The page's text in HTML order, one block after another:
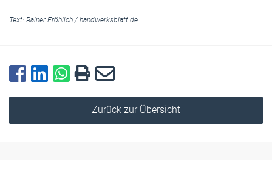
Text: Rainer Fröhlich / handwerksblatt.de
Zurück zur Übersicht